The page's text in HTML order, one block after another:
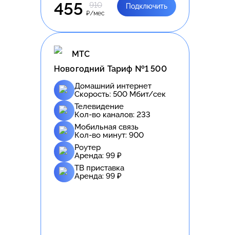
455 910
₽/мес
Подключить
МТС
Новогодний Тариф №1 500
Домашний интернет
Скорость: 500 Мбит/сек
Телевидение
Кол-во каналов: 233
Мобильная связь
Кол-во минут: 900
Роутер
Аренда: 99 ₽
ТВ приставка
Аренда: 99 ₽